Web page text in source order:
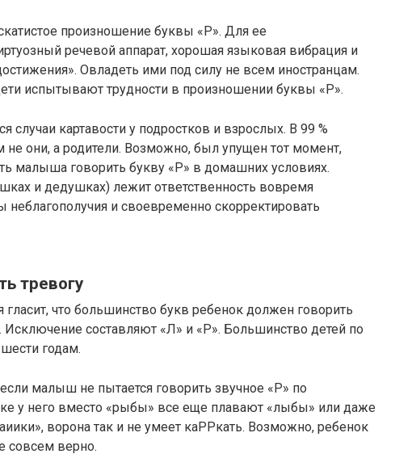
произношение буквы «Р». Для ее
речевой аппарат, хорошая языковая вибрация и
Овладеть ими под силу не всем иностранцам.
испытывают трудности в произношении буквы «Р».
случаи картавости у подростков и взрослых. В 99 %
не они, а родители. Возможно, был упущен тот момент,
малыша говорить букву «Р» в домашних условиях.
и дедушках) лежит ответственность вовремя
неблагополучия и своевременно скорректировать
тревогу
гласит, что большинство букв ребенок должен говорить
составляют «Л» и «Р». Большинство детей по
годам.
малыш не пытается говорить звучное «Р» по
у него вместо «рыбы» все еще плавают «лыбы» или даже
ворона так и не умеет каРРкать. Возможно, ребенок
совсем верно.